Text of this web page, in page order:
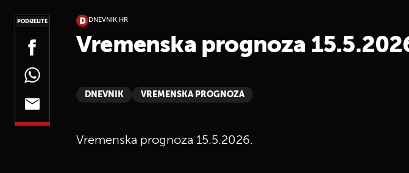
PODIJELITE DNEVNIK.HR
Vremenska prognoza
DNEVNIK VREMENSKA PROGNOZA
Vremenska prognoza 15.5.2026.